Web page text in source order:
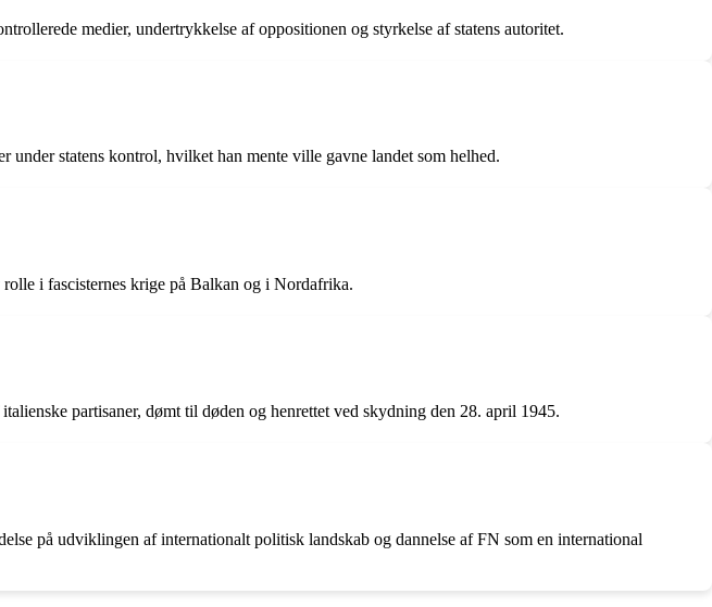
medier, undertrykkelse af oppositionen og styrkelse af statens autoritet.
statens kontrol, hvilket han mente ville gavne landet som helhed.
i fascisternes krige på Balkan og i Nordafrika.
partisaner, dømt til døden og henrettet ved skydning den 28. april 1945.
på udviklingen af ​​internationalt politisk landskab og dannelse af FN som en international